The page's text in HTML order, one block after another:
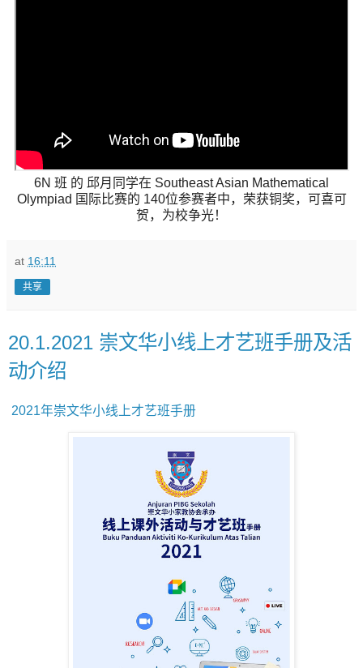
6N 班 的 邱月同学在 Southeast Asian Mathematical
Olympiad 国际比赛的 140位参赛者中，荣获铜奖，可喜可
贺，为校争光！
at 16:11
共享
20.1.2021 崇文华小线上才艺班手册及活
动介绍
2021年崇文华小线上才艺班手册